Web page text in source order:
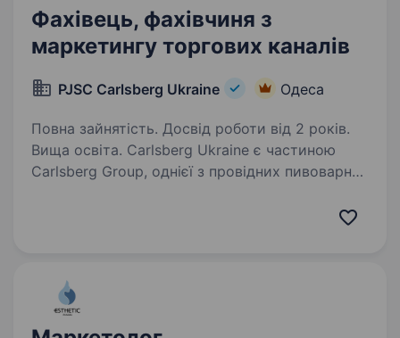
Фахівець, фахівчиня з
маркетингу торгових каналів
PJSC Carlsberg Ukraine Одеса
Повна зайнятість. Досвід роботи від 2 років.
Вища освіта. Carlsberg Ukraine є частиною
Carlsberg Group, однієї з провідних пивоварних
та інших напоїв. У Carlsberg Group працюють